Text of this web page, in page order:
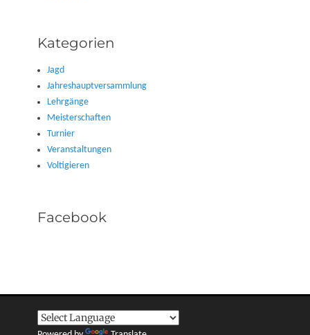
Kategorien
Jagd
Jahreshauptversammlung
Lehrgänge
Meisterschaften
Turnier
Veranstaltungen
Voltigieren
Facebook